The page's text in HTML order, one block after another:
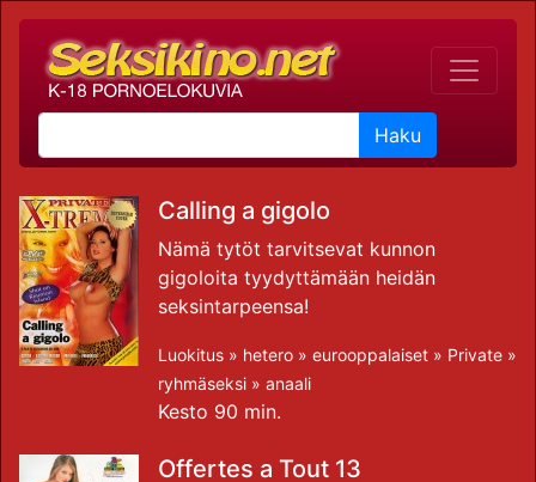
Haku
Calling a gigolo
Nämä tytöt tarvitsevat kunnon
gigoloita tyydyttämään heidän
seksintarpeensa!
Luokitus » hetero » eurooppalaiset » Private »
ryhmäseksi » anaali
Kesto 90 min.
Offertes a Tout 13